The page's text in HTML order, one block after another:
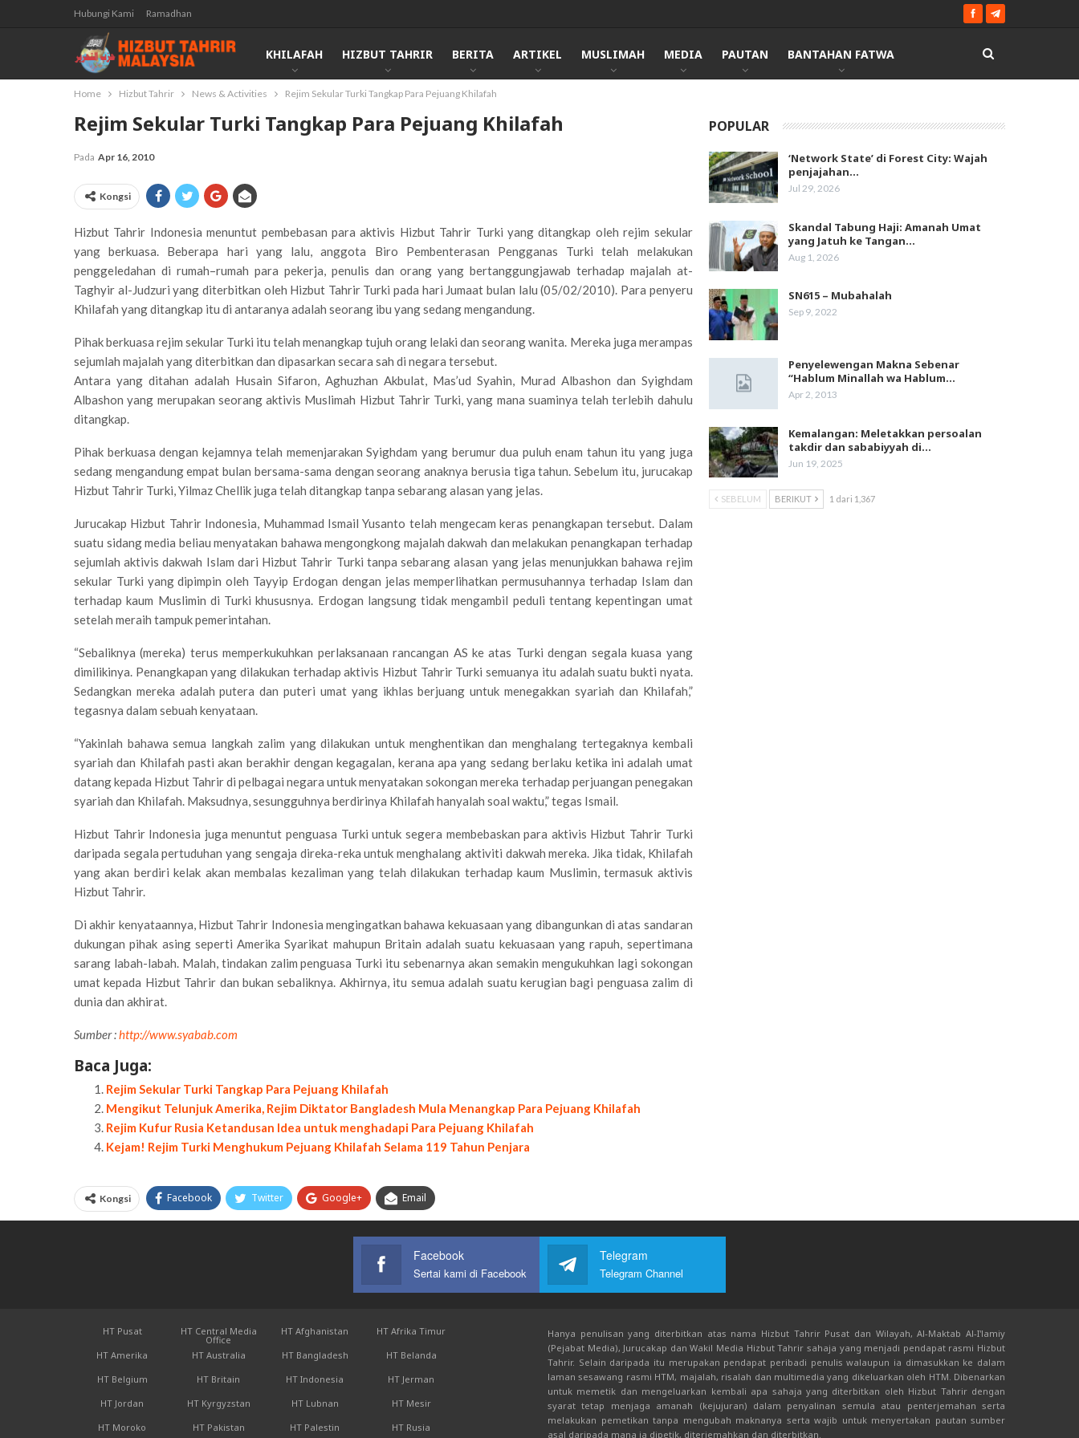
Hubungi Kami Ramadhan
KHILAFAH HIZBUT TAHRIR BERITA ARTIKEL MUSLIMAH MEDIA PAUTAN BANTAHAN FATWA
Home Hizbut Tahrir News & Activities Rejim Sekular Turki Tangkap Para Pejuang Khilafah
Rejim Sekular Turki Tangkap Para Pejuang Khilafah
Pada Apr 16, 2010
Kongsi
Hizbut Tahrir Indonesia menuntut pembebasan para aktivis Hizbut Tahrir Turki yang ditangkap oleh rejim sekular
yang berkuasa. Beberapa hari yang lalu, anggota Biro Pembenterasan Pengganas Turki telah melakukan
penggeledahan di rumah–rumah para pekerja, penulis dan orang yang bertanggungjawab terhadap majalah at-
Taghyir al-Judzuri yang diterbitkan oleh Hizbut Tahrir Turki pada hari Jumaat bulan lalu (05/02/2010). Para penyeru
Khilafah yang ditangkap itu di antaranya adalah seorang ibu yang sedang mengandung.
Pihak berkuasa rejim sekular Turki itu telah menangkap tujuh orang lelaki dan seorang wanita. Mereka juga merampas
sejumlah majalah yang diterbitkan dan dipasarkan secara sah di negara tersebut.
Antara yang ditahan adalah Husain Sifaron, Aghuzhan Akbulat, Mas’ud Syahin, Murad Albashon dan Syighdam
Albashon yang merupakan seorang aktivis Muslimah Hizbut Tahrir Turki, yang mana suaminya telah terlebih dahulu
ditangkap.
Pihak berkuasa dengan kejamnya telah memenjarakan Syighdam yang berumur dua puluh enam tahun itu yang juga
sedang mengandung empat bulan bersama-sama dengan seorang anaknya berusia tiga tahun. Sebelum itu, jurucakap
Hizbut Tahrir Turki, Yilmaz Chellik juga telah ditangkap tanpa sebarang alasan yang jelas.
Jurucakap Hizbut Tahrir Indonesia, Muhammad Ismail Yusanto telah mengecam keras penangkapan tersebut. Dalam
suatu sidang media beliau menyatakan bahawa mengongkong majalah dakwah dan melakukan penangkapan terhadap
sejumlah aktivis dakwah Islam dari Hizbut Tahrir Turki tanpa sebarang alasan yang jelas menunjukkan bahawa rejim
sekular Turki yang dipimpin oleh Tayyip Erdogan dengan jelas memperlihatkan permusuhannya terhadap Islam dan
terhadap kaum Muslimin di Turki khususnya. Erdogan langsung tidak mengambil peduli tentang kepentingan umat
setelah meraih tampuk pemerintahan.
“Sebaliknya (mereka) terus memperkukuhkan perlaksanaan rancangan AS ke atas Turki dengan segala kuasa yang
dimilikinya. Penangkapan yang dilakukan terhadap aktivis Hizbut Tahrir Turki semuanya itu adalah suatu bukti nyata.
Sedangkan mereka adalah putera dan puteri umat yang ikhlas berjuang untuk menegakkan syariah dan Khilafah,”
tegasnya dalam sebuah kenyataan.
“Yakinlah bahawa semua langkah zalim yang dilakukan untuk menghentikan dan menghalang tertegaknya kembali
syariah dan Khilafah pasti akan berakhir dengan kegagalan, kerana apa yang sedang berlaku ketika ini adalah umat
datang kepada Hizbut Tahrir di pelbagai negara untuk menyatakan sokongan mereka terhadap perjuangan penegakan
syariah dan Khilafah. Maksudnya, sesungguhnya berdirinya Khilafah hanyalah soal waktu,” tegas Ismail.
Hizbut Tahrir Indonesia juga menuntut penguasa Turki untuk segera membebaskan para aktivis Hizbut Tahrir Turki
daripada segala pertuduhan yang sengaja direka-reka untuk menghalang aktiviti dakwah mereka. Jika tidak, Khilafah
yang akan berdiri kelak akan membalas kezaliman yang telah dilakukan terhadap kaum Muslimin, termasuk aktivis
Hizbut Tahrir.
Di akhir kenyataannya, Hizbut Tahrir Indonesia mengingatkan bahawa kekuasaan yang dibangunkan di atas sandaran
dukungan pihak asing seperti Amerika Syarikat mahupun Britain adalah suatu kekuasaan yang rapuh, sepertimana
sarang labah-labah. Malah, tindakan zalim penguasa Turki itu sebenarnya akan semakin mengukuhkan lagi sokongan
umat kepada Hizbut Tahrir dan bukan sebaliknya. Akhirnya, itu semua adalah suatu kerugian bagi penguasa zalim di
dunia dan akhirat.
Sumber :http://www.syabab.com
Baca Juga:
Rejim Sekular Turki Tangkap Para Pejuang Khilafah
Mengikut Telunjuk Amerika, Rejim Diktator Bangladesh Mula Menangkap Para Pejuang Khilafah
Rejim Kufur Rusia Ketandusan Idea untuk menghadapi Para Pejuang Khilafah
Kejam! Rejim Turki Menghukum Pejuang Khilafah Selama 119 Tahun Penjara
Kongsi Facebook Twitter Google+ Email
POPULAR
‘Network State’ di Forest City: Wajah
penjajahan…
Jul 29, 2026
Skandal Tabung Haji: Amanah Umat
yang Jatuh ke Tangan…
Aug 1, 2026
SN615 – Mubahalah
Sep 9, 2022
Penyelewengan Makna Sebenar
“Hablum Minallah wa Hablum…
Apr 2, 2013
Kemalangan: Meletakkan persoalan
takdir dan sababiyyah di…
Jun 19, 2025
SEBELUM BERIKUT 1 dari 1,367
Facebook
Sertai kami di Facebook
Telegram
Telegram Channel
HT Pusat HT Central Media
Office
HT Afghanistan
HT Afrika Timur
HT Amerika
HT Australia HT Bangladesh
HT Belanda
HT Belgium
HT Britain HT Indonesia
HT Jerman
HT Jordan
HT Kyrgyzstan HT Lubnan
HT Mesir
HT Moroko
HT Pakistan HT Palestin HT Rusia
Hanya penulisan yang diterbitkan atas nama Hizbut Tahrir Pusat dan Wilayah, Al-Maktab Al-I'lamiy
(Pejabat Media), Jurucakap dan Wakil Media Hizbut Tahrir sahaja yang menjadi pendapat rasmi Hizbut
Tahrir. Selain daripada itu merupakan pendapat peribadi penulis walaupun ia dimasukkan ke dalam
laman sesawang rasmi HTM, majalah, risalah dan multimedia yang dikeluarkan oleh HTM. Dibenarkan
untuk memetik dan mengeluarkan kembali apa sahaja yang diterbitkan oleh Hizbut Tahrir dengan
syarat tetap menjaga amanah (kejujuran) dalam penyalinan semula atau penterjemahan serta
melakukan pemetikan tanpa mengubah maknanya serta wajib untuk menyertakan pautan sumber
asal daripada mana ia dipetik, diterjemahkan dan diterbitkan.